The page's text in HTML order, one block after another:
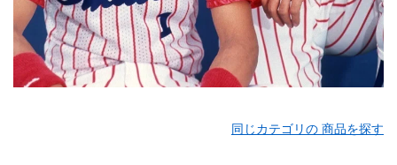
同じカテゴリの 商品を探す